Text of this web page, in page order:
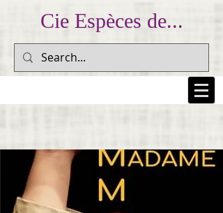
Cie Espèces de...
... Prendre au peuple sa colère et la lui rendre pour
l'inscrire dans la mémoire collective... (Dario Fo)